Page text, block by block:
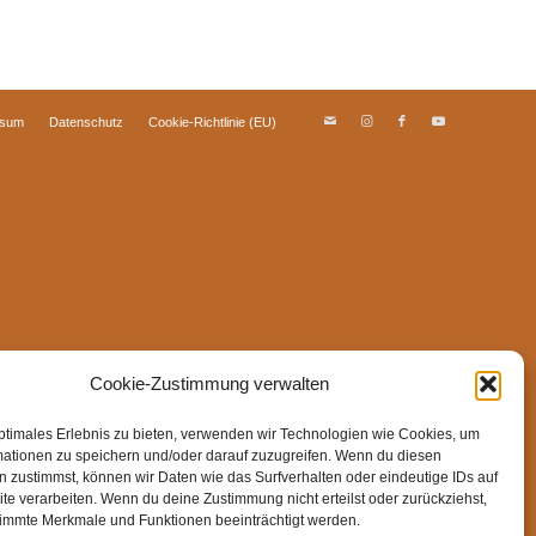
Cookie-Zustimmung verwalten
Erlebnis zu bieten, verwenden wir Technologien wie Cookies, um
zu speichern und/oder darauf zuzugreifen. Wenn du diesen
zustimmst, können wir Daten wie das Surfverhalten oder eindeutige IDs auf
verarbeiten. Wenn du deine Zustimmung nicht erteilst oder zurückziehst,
Merkmale und Funktionen beeinträchtigt werden.
Datenschutz Cookie-Richtlinie (EU)